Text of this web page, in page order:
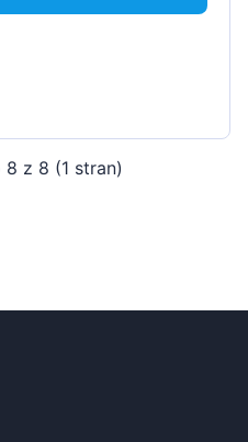
8 z 8 (1 stran)